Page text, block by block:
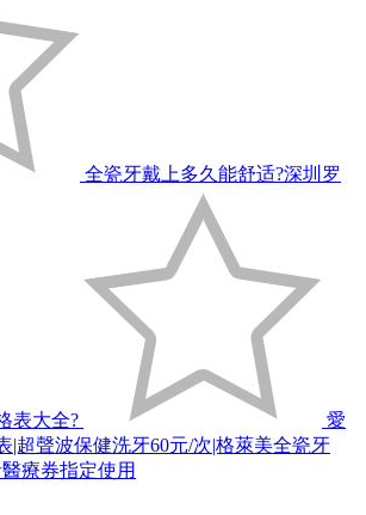
全瓷牙戴上多久能舒适?深圳罗
表大全?
愛
|超聲波保健洗牙60元/次|格萊美全瓷牙
療券指定使用